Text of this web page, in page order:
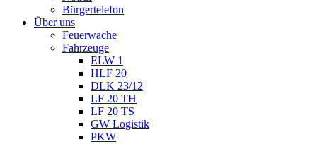
Bürgertelefon
Über uns
Feuerwache
Fahrzeuge
ELW 1
HLF 20
DLK 23/12
LF 20 TH
LF 20 TS
GW Logistik
PKW